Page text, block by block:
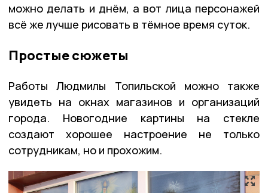
можно делать и днём, а вот лица персонажей
всё же лучше рисовать в тёмное время суток.
Простые сюжеты
Работы Людмилы Топильской можно также
увидеть на окнах магазинов и организаций
города. Новогодние картины на стекле
создают хорошее настроение не только
сотрудникам, но и прохожим.